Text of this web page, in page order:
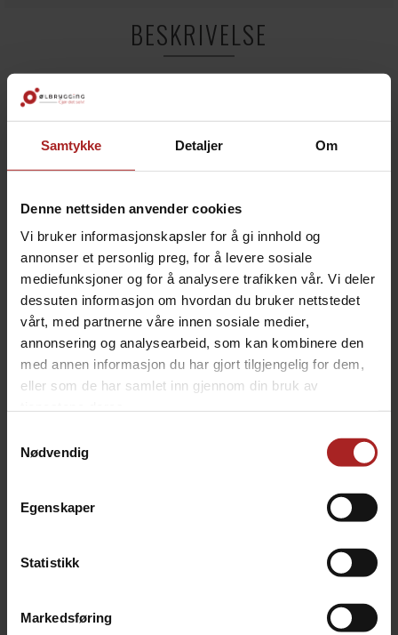
Samtykke Detaljer Om
Denne nettsiden anvender cookies
Vi bruker informasjonskapsler for å gi innhold og
annonser et personlig preg, for å levere sosiale
mediefunksjoner og for å analysere trafikken vår. Vi deler
dessuten informasjon om hvordan du bruker nettstedet
vårt, med partnerne våre innen sosiale medier,
annonsering og analysearbeid, som kan kombinere den
med annen informasjon du har gjort tilgjengelig for dem,
eller som de har samlet inn gjennom din bruk av
Nødvendig
Egenskaper
Statistikk
Markedsføring
BESKRIVELSE
SafAle™ S-04 Tørrgjær
smaksprofil med lette fruktige toner, og passer godt til
klassiske engelske ølstiler som Bitter, Porter og Stout,
bunnfall, noe som gjør den populær blant bryggere som
ønsker et klart og velbalansert øl på kort tid.
Egenskaper:
Gjærtype: Engelsk ale-gjær (Saccharomyces
cerevisiae)
Alkoholtoleranse: opp til ca. 9–11 % ABV
Dosering: 1 pakke (11,5 g) er nok til ca. 20 liter
vørter (50–80 g pr. hl)
Gjærtype